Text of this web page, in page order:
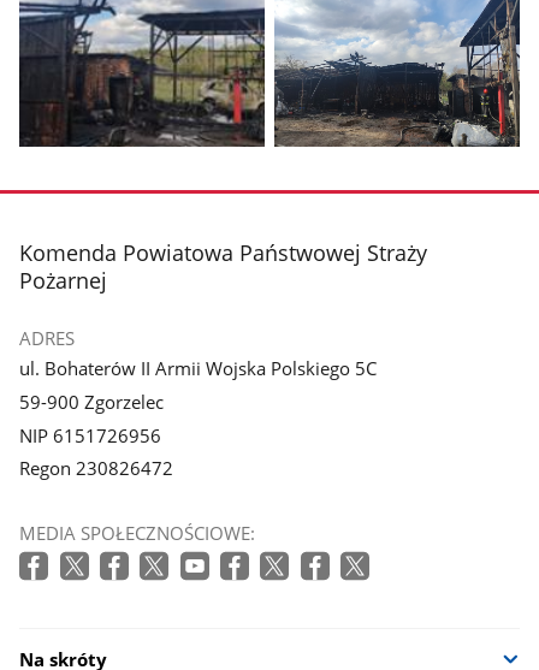
zdjęcie
galerii.
zdjęcie
z
galerii.
stopka
Komenda Powiatowa Państwowej Straży
Pożarnej
ADRES
ul. Bohaterów II Armii Wojska Polskiego 5C
59-900 Zgorzelec
NIP 6151726956
Regon 230826472
MEDIA SPOŁECZNOŚCIOWE:
Na skróty